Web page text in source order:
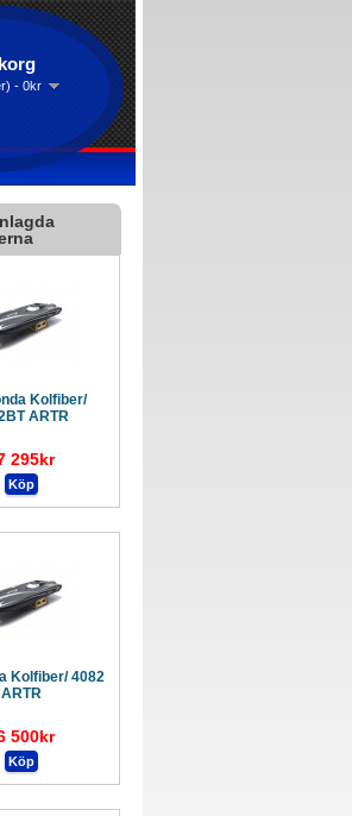
- 0kr
Kolfiber/
ARTR
295kr
Kolfiber/ 4082
ARTR
500kr